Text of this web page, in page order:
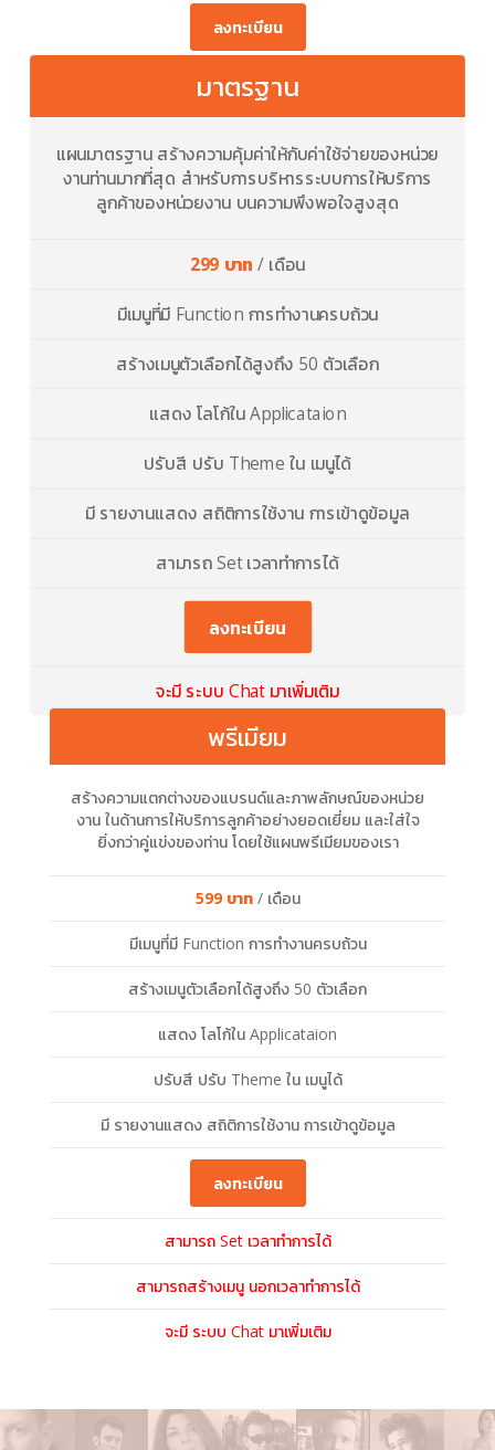
ลงทะเบียน
มาตรฐาน
แผนมาตรฐาน สร้างความคุ้มค่าให้กับค่าใช้จ่ายของหน่วย
งานท่านมากที่สุด สำหรับการบริหารระบบการให้บริการ
ลูกค้าของหน่วยงาน บนความพึงพอใจสูงสุด
299 บาท / เดือน
มีเมนูที่มี Function การทำงานครบถ้วน
สร้างเมนูตัวเลือกได้สูงถึง 50 ตัวเลือก
แสดง โลโก้ใน Applicataion
ปรับสี ปรับ Theme ใน เมนูได้
มี รายงานแสดง สถิติการใช้งาน การเข้าดูข้อมูล
สามารถ Set เวลาทำการได้
ลงทะเบียน
จะมี ระบบ Chat มาเพิ่มเติม
พรีเมียม
สร้างความแตกต่างของแบรนด์และภาพลักษณ์ของหน่วย
งาน ในด้านการให้บริการลูกค้าอย่างยอดเยี่ยม และใส่ใจ
ยิ่งกว่าคู่แข่งของท่าน โดยใช้แผนพรีเมียมของเรา
599 บาท/ เดือน
มีเมนูที่มี Function การทำงานครบถ้วน
สร้างเมนูตัวเลือกได้สูงถึง 50 ตัวเลือก
แสดง โลโก้ใน Applicataion
ปรับสี ปรับ Theme ใน เมนูได้
มี รายงานแสดง สถิติการใช้งาน การเข้าดูข้อมูล
ลงทะเบียน
สามารถ Set เวลาทำการได้
สามารถสร้างเมนู นอกเวลาทำการได้
จะมี ระบบ Chat มาเพิ่มเติม